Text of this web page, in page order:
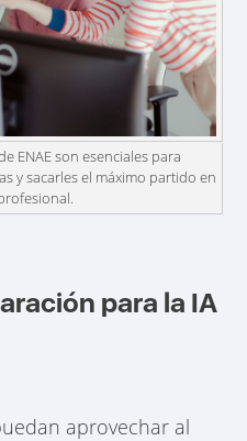
ENAE son esenciales para
y sacarles el máximo partido en
para la IA
aprovechar al